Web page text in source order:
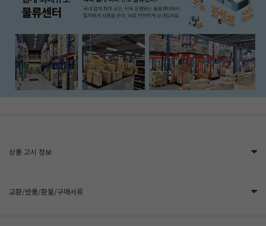
상품 고시 정보
교환/반품/환불/구매서류